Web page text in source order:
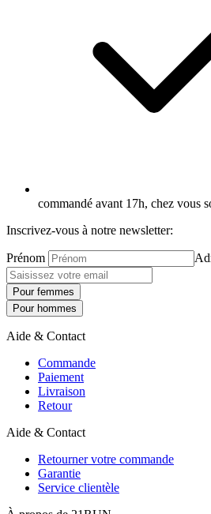
commandé avant 17h, chez vous
Inscrivez-vous à notre newsletter:
Prénom
Pour femmes
Pour hommes
Aide & Contact
Commande
Paiement
Livraison
Retour
Aide & Contact
Retourner votre commande
Garantie
Service clientèle